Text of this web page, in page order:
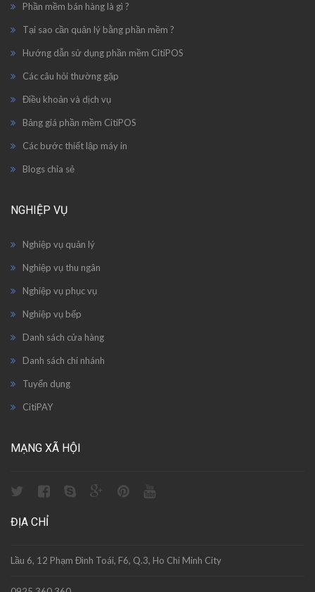
Phần mềm bán hàng là gì ?
Tại sao cần quản lý bằng phần mềm ?
Hướng dẫn sử dụng phần mềm CitiPOS
Các câu hỏi thường gặp
Điều khoản và dịch vụ
Bảng giá phần mềm CitiPOS
Các bước thiết lập máy in
Blogs chỉa sẻ
NGHIỆP VỤ
Nghiệp vụ quản lý
Nghiệp vụ thu ngân
Nghiệp vụ phục vụ
Nghiệp vụ bếp
Danh sách cửa hàng
Danh sách chi nhánh
Tuyển dụng
CitiPAY
MẠNG XÃ HỘI
ĐỊA CHỈ
Lầu 6, 12 Phạm Đình Toái, F6, Q.3, Ho Chi Minh City